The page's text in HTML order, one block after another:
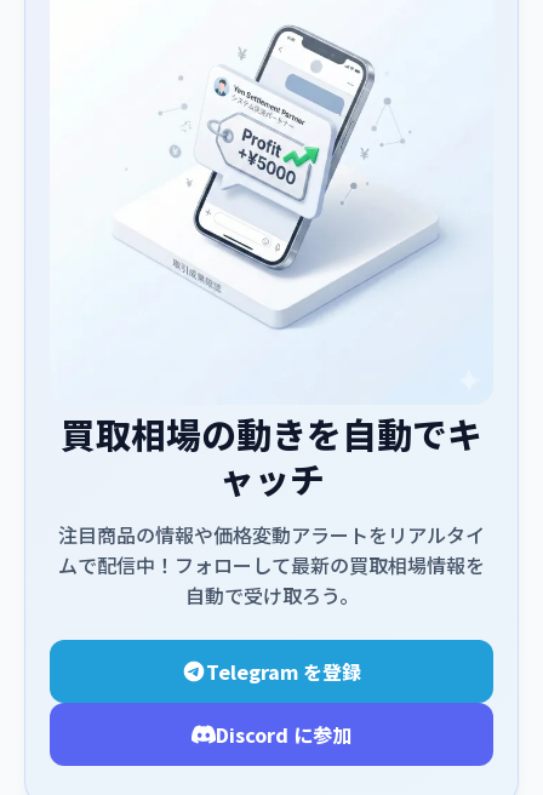
買取相場の動きを自動でキ
ャッチ
注目商品の情報や価格変動アラートをリアルタイ
ムで配信中！フォローして最新の買取相場情報を
自動で受け取ろう。
Telegram を登録
Discord に参加